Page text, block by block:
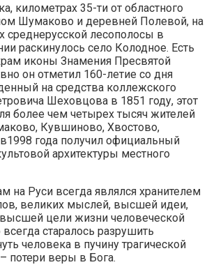
километрах 35-ти от областного
Шумаково и деревней Полевой, на
среднерусской лесополосы в
раскинулось село Колодное. Есть
иконы Знамения Пресвятой
он отметил 160-летие со дня
на средства коллежского
Шеховцова в 1851 году, этот
более чем четырех тысяч жителей
Кувшиново, Хвостово,
года получил официальный
архитектуры местного
на Руси всегда являлся хранителем
великих мыслей, высшей идеи,
цели жизни человеческой
старалось разрушить
человека в пучину трагической
потери веры в Бога.